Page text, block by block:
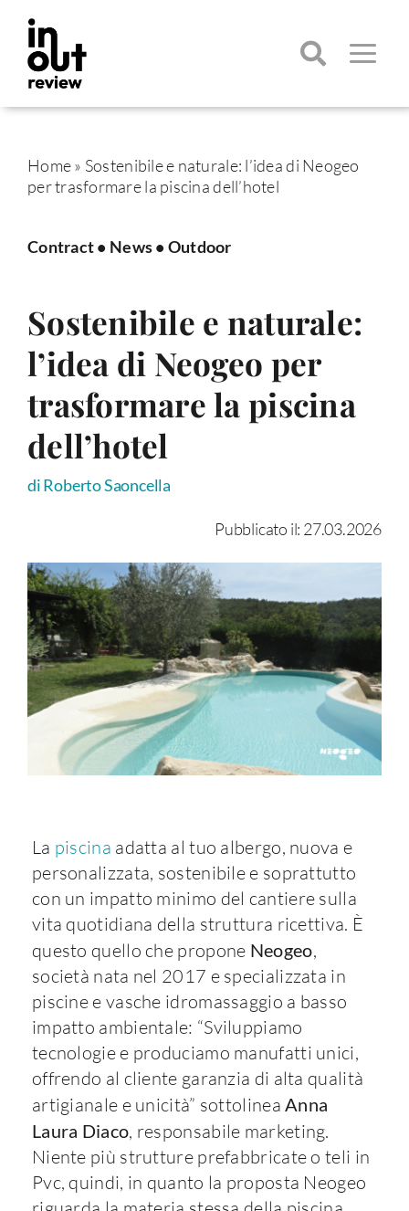
contenuto
Toggle
per:
Home» Sostenibile e naturale: l’idea di Neogeo
per trasformare la piscina dell’hotel
Contract• News• Outdoor
Sostenibile e naturale:
l’idea di Neogeo per
trasformare la piscina
dell’hotel
di Roberto Saoncella
Pubblicato il: 27.03.2026
La piscina adatta al tuo albergo, nuova e
personalizzata, sostenibile e soprattutto
con un impatto minimo del cantiere sulla
vita quotidiana della struttura ricettiva. È
questo quello che propone Neogeo,
società nata nel 2017 e specializzata in
piscine e vasche idromassaggio a basso
impatto ambientale: “Sviluppiamo
tecnologie e produciamo manufatti unici,
offrendo al cliente garanzia di alta qualità
artigianale e unicità” sottolineaAnna
Laura Diaco, responsabile marketing.
Niente più strutture prefabbricate o teli in
Pvc, quindi, in quanto la proposta Neogeo